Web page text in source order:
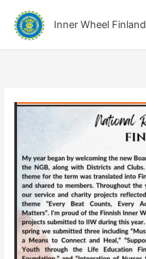
sisältöön
Inner Wheel Finland
i
y
h